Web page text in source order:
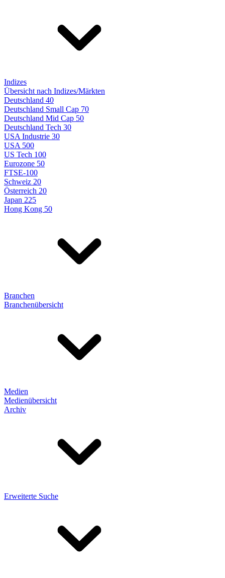
Indizes
Übersicht nach Indizes/Märkten
Deutschland 40
Deutschland Small Cap 70
Deutschland Mid Cap 50
Deutschland Tech 30
USA Industrie 30
USA 500
US Tech 100
Eurozone 50
FTSE-100
Schweiz 20
Österreich 20
Japan 225
Hong Kong 50
Branchen
Branchenübersicht
Medien
Medienübersicht
Archiv
Erweiterte Suche